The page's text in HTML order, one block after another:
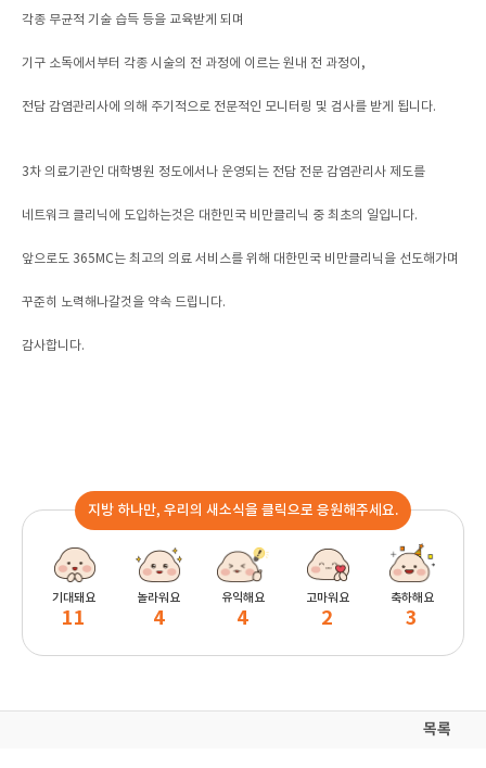
각종 무균적 기술 습득 등을 교육받게 되며
기구 소독에서부터 각종 시술의 전 과정에 이르는 원내 전 과정이,
전담 감염관리사에 의해 주기적으로 전문적인 모니터링 및 검사를 받게 됩니다.
3차 의료기관인 대학병원 정도에서나 운영되는 전담 전문 감염관리사 제도를
네트워크 클리닉에 도입하는것은 대한민국 비만클리닉 중 최초의 일입니다.
앞으로도 365MC는 최고의 의료 서비스를 위해 대한민국 비만클리닉을 선도해가며
꾸준히 노력해나갈것을 약속 드립니다.
감사합니다.
지방 하나만, 우리의 새소식을 클릭으로 응원해주세요.
기대돼요
11
놀라워요
4
유익해요
4
고마워요
2
축하해요
3
목록